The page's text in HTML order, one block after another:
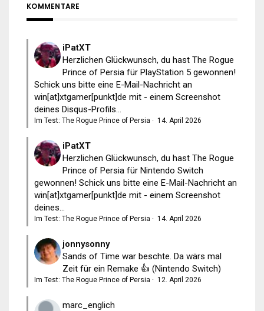
KOMMENTARE
iPatXT
Herzlichen Glückwunsch, du hast The Rogue
Prince of Persia für PlayStation 5 gewonnen!
Schick uns bitte eine E-Mail-Nachricht an
win[at]xtgamer[punkt]de mit - einem Screenshot
deines Disqus-Profils...
Im Test: The Rogue Prince of Persia · 14. April 2026
iPatXT
Herzlichen Glückwunsch, du hast The Rogue
Prince of Persia für Nintendo Switch
gewonnen! Schick uns bitte eine E-Mail-Nachricht an
win[at]xtgamer[punkt]de mit - einem Screenshot
deines...
Im Test: The Rogue Prince of Persia · 14. April 2026
jonnysonny
Sands of Time war beschte. Da wärs mal
Zeit für ein Remake 👍 (Nintendo Switch)
Im Test: The Rogue Prince of Persia · 12. April 2026
marc_englich